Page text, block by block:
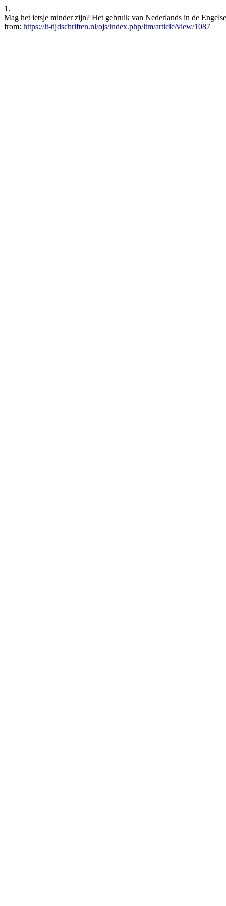
1.
Mag het ietsje minder zijn? Het gebruik van Nederlands in de
from: https://lt-tijdschriften.nl/ojs/index.php/ltm/article/view/1087